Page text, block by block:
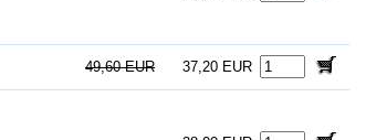
49,60 EUR 37,20 EUR